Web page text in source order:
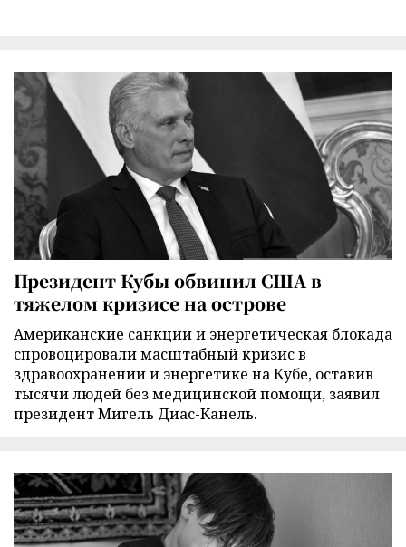
Президент Кубы обвинил США в
тяжелом кризисе на острове
Американские санкции и энергетическая блокада
спровоцировали масштабный кризис в
здравоохранении и энергетике на Кубе, оставив
тысячи людей без медицинской помощи, заявил
президент Мигель Диас-Канель.